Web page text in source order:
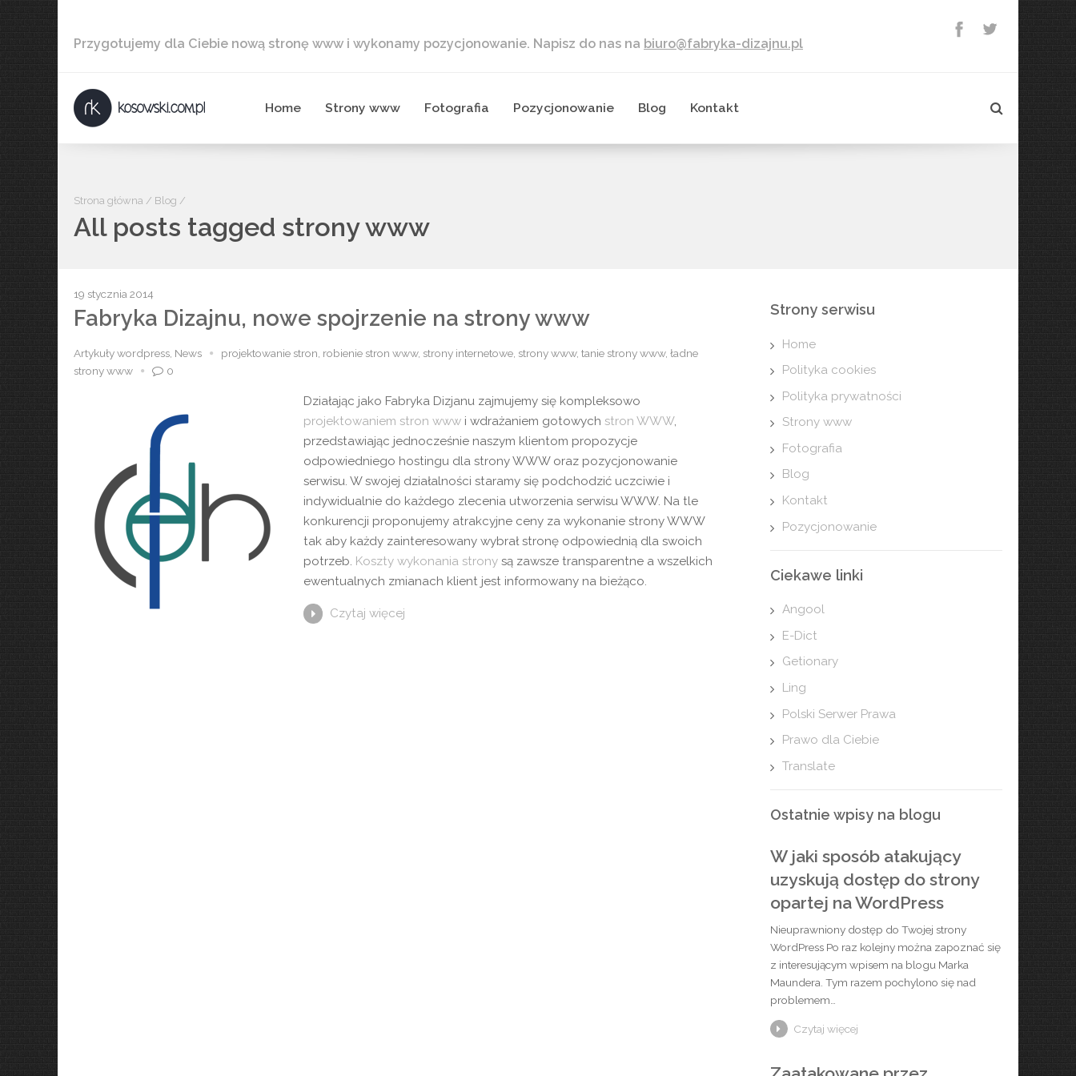
Przygotujemy dla Ciebie nową stronę www i wykonamy pozycjonowanie. Napisz do nas na biuro@fabryka-dizajnu.pl
Home Strony www Fotografia Pozycjonowanie Blog Kontakt
Strona główna / Blog /
All posts tagged strony www
19 stycznia 2014
Fabryka Dizajnu, nowe spojrzenie na strony www
Artykuły wordpress News projektowanie stron robienie stron www, strony internetowe, strony www, tanie strony www, ładne
strony www
0
Działając jako Fabryka Dizjanu zajmujemy się kompleksowo
projektowaniem stron www i wdrażaniem gotowych stron WWW,
przedstawiając jednocześnie naszym klientom propozycje
odpowiedniego hostingu dla strony WWW oraz pozycjonowanie
serwisu. W swojej działalności staramy się podchodzić uczciwie i
indywidualnie do każdego zlecenia utworzenia serwisu WWW. Na tle
konkurencji proponujemy atrakcyjne ceny za wykonanie strony WWW
tak aby każdy zainteresowany wybrał stronę odpowiednią dla swoich
potrzeb. Koszty wykonania strony są zawsze transparentne a wszelkich
ewentualnych zmianach klient jest informowany na bieżąco.
Czytaj więcej
Strony serwisu
Home
Polityka cookies
Polityka prywatności
Strony www
Fotografia
Blog
Kontakt
Pozycjonowanie
Ciekawe linki
Angool
E-Dict
Getionary
Ling
Polski Serwer Prawa
Prawo dla Ciebie
Translate
Ostatnie wpisy na blogu
W jaki sposób atakujący
uzyskują dostęp do strony
opartej na WordPress
Nieuprawniony dostęp do Twojej strony
WordPress Po raz kolejny można zapoznać się
z interesującym wpisem na blogu Marka
Maundera. Tym razem pochylono się nad
problemem…
Czytaj więcej